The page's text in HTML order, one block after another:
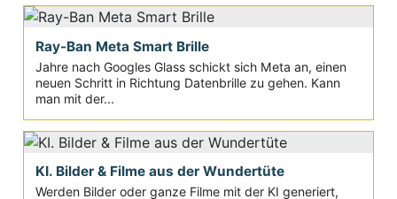
Ray-Ban Meta Smart Brille
Jahre nach Googles Glass schickt sich Meta an, einen
neuen Schritt in Richtung Datenbrille zu gehen. Kann
man mit der...
KI. Bilder & Filme aus der Wundertüte
Werden Bilder oder ganze Filme mit der KI generiert,